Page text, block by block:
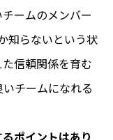
ームのメンバー
知らないという状
信頼関係を育む
チームになれる